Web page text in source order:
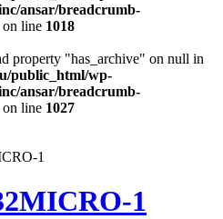
ansar/breadcrumb-
on line 1018
property "has_archive" on null in
public_html/wp-
ansar/breadcrumb-
on line 1027
1
1